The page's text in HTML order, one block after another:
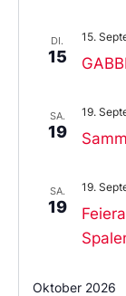
DI.
15
15.
SA.
19
19.
SA.
19
19.
Oktober 2026